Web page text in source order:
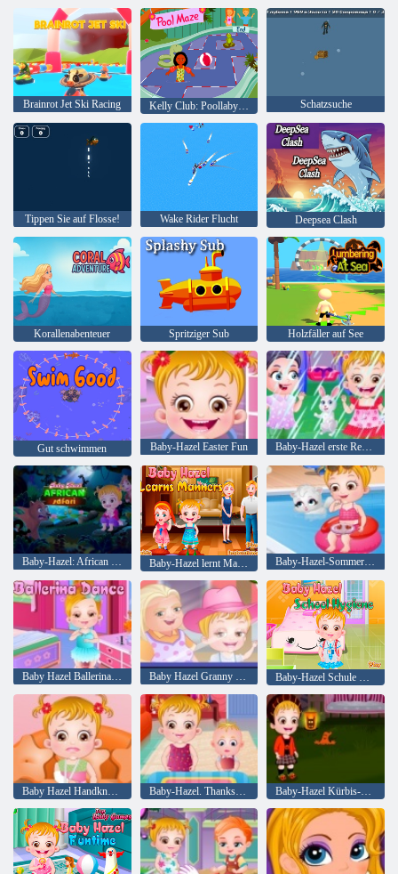
Brainrot Jet Ski Racing Kelly Club: Poollabyrinth Schatzsuche
Tippen Sie auf Flosse! Wake Rider Flucht Deepsea Clash
Korallenabenteuer Spritziger Sub Holzfäller auf See
Gut schwimmen Baby-Hazel Easter Fun Baby-Hazel erste Regen
Baby-Hazel: African Safari Baby-Hazel lernt Manieren Baby-Hazel-Sommer-Spaß
Baby Hazel Ballerina-Tanz Baby Hazel Granny Haus Baby-Hazel Schule Hygiene
Baby Hazel Handknochenbruch Baby-Hazel. Thanksgiving-Spaß Baby-Hazel Kürbis-Party